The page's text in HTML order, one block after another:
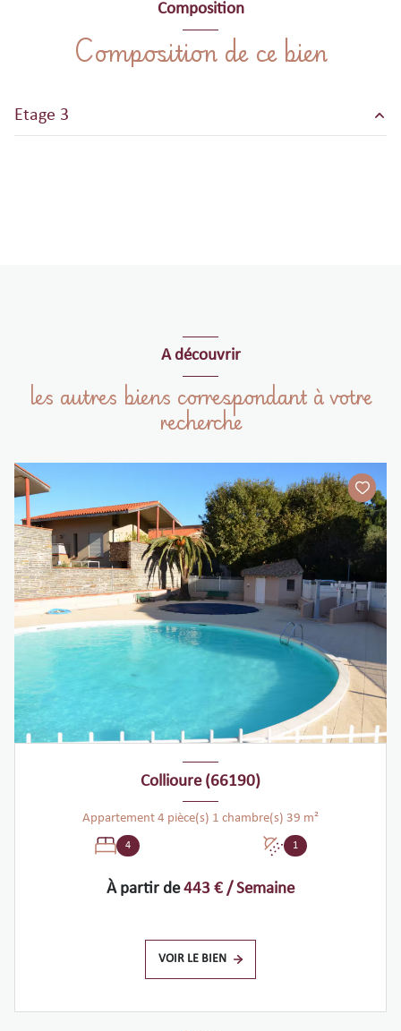
Composition
Composition de ce bien
Etage 3
A découvrir
les autres biens correspondant à votre
recherche
Collioure (66190)
Appartement 4 pièce(s) 1 chambre(s) 39 m²
4 1
À partir de443 € / Semaine
VOIR LE BIEN